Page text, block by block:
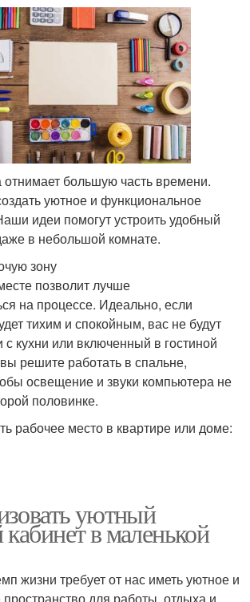
отнимает большую часть времени.
уютное и функциональное
идеи помогут устроить удобный
в небольшой комнате.
зону
позволит лучше
на процессе. Идеально, если
тихим и спокойным, вас не будут
с кухни или включенный в гостиной
решите работать в спальне,
освещение и звуки компьютера не
половинке.
рабочее место в квартире или доме:
уютный
в маленькой
жизни требует от нас иметь уютное и
для работы, отдыха и